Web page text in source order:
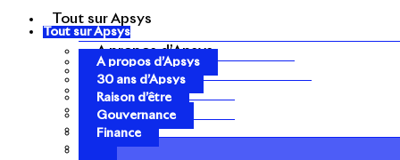
Tout sur Apsys
A propos d’Apsys
30 ans d’Apsys
Raison d’être
Gouvernance
Finance
Tout sur Apsys
A propos d’Apsys
30 ans d’Apsys
Raison d’être
Gouvernance
Finance